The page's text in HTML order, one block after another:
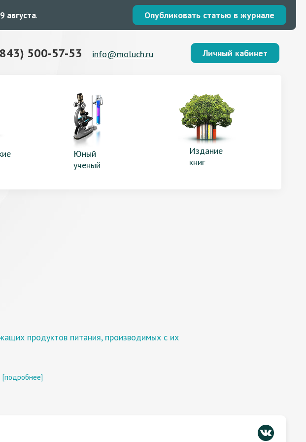
августа. Опубликовать статью в журнале
500-57-53 info@moluch.ru Личный кабинет
Юный
ученый
Издание
книг
продуктов питания, производимых с их
[подробнее]